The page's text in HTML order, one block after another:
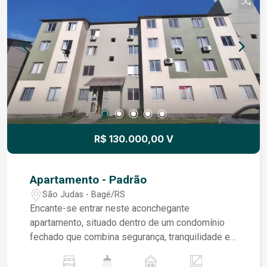
R$ 130.000,00 V
Apartamento - Padrão
São Judas - Bagé/RS
Encante-se entrar neste aconchegante
apartamento, situado dentro de um condomínio
fechado que combina segurança, tranquilidade e